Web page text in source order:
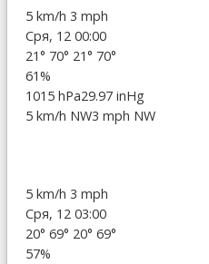
5 km/h 3 mph
Сря, 12 00:00
21° 70° 21° 70°
61%
1015 hPa29.97 inHg
5 km/h NW3 mph NW
5 km/h 3 mph
Сря, 12 03:00
20° 69° 20° 69°
57%